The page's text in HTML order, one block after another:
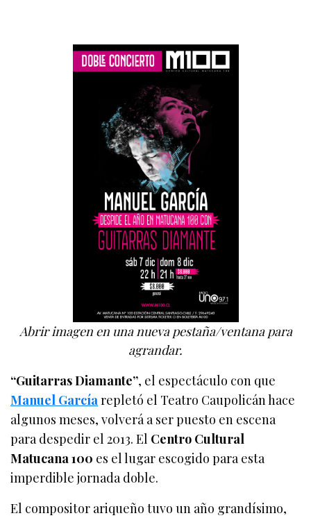
Abrir imagen en una nueva pestaña/ventana para
agrandar.
“Guitarras Diamante”, el espectáculo con que
Manuel Garcíarepletó el Teatro Caupolicán hace
algunos meses, volverá a ser puesto en escena
para despedir el 2013. El Centro Cultural
Matucana 100 es el lugar escogido para esta
imperdible jornada doble.
El compositor ariqueño tuvo un año grandísimo,